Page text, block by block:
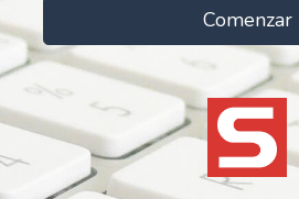
Comenzar